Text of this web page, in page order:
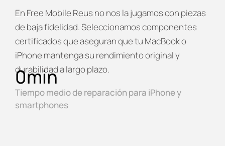
En Free Mobile Reus no nos la jugamos con piezas
de baja fidelidad. Seleccionamos componentes
certificados que aseguran que tu MacBook o
iPhone mantenga su rendimiento original y
durabilidad a largo plazo.
Tiempo medio de reparación para iPhone y
smartphones
0min